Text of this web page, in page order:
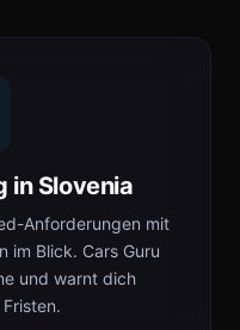
in Slovenia
Anforderungen mit
im Blick. Cars Guru
und warnt dich